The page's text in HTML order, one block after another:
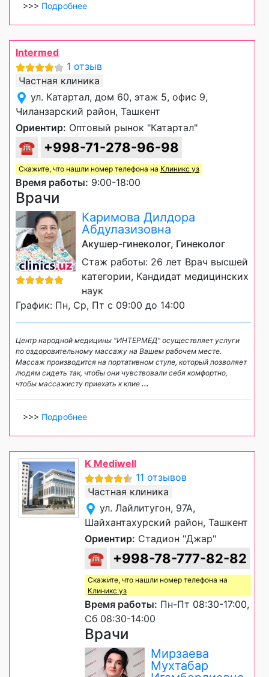
>>> Подробнее
Intermed
1 отзыв
Частная клиника
ул. Катартал, дом 60, этаж 5, офис 9,
Чиланзарский район, Ташкент
Ориентир: Оптовый рынок "Катартал"
☎ +998-71-278-96-98
Скажите, что нашли номер телефона на Клиникс уз
Время работы: 9:00-18:00
Врачи
Каримова Дилдора
Абдулазизовна
Акушер-гинеколог, Гинеколог
Стаж работы: 26 лет Врач высшей
категории, Кандидат медицинских
наук
График: Пн, Ср, Пт с 09:00 до 14:00
Центр народной медицины "ИНТЕРМЕД" осуществляет услуги
по оздоровительному массажу на Вашем рабочем месте.
Массаж производится на портативном стуле, который позволяет
людям сидеть так, чтобы они чувствовали себя комфортно,
чтобы массажисту приехать к клие ...
>>> Подробнее
K Mediwell
11 отзывов
Частная клиника
ул. Лайлитугон, 97А,
Шайхантахурский район, Ташкент
Ориентир: Стадион "Джар"
☎ +998-78-777-82-82
Скажите, что нашли номер телефона на
Клиникс уз
Время работы: Пн-Пт 08:30-17:00,
Сб 08:30-14:00
Врачи
Мирзаева
Мухтабар